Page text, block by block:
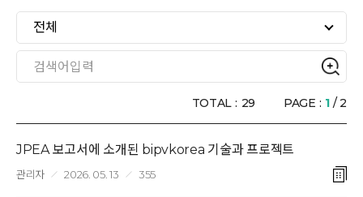
BIPV Global
전체
TOTAL : 29 PAGE : 1 / 2
JPEA 보고서에 소개된 bipvkorea 기술과 프로젝트
관리자 2026. 05. 13 355